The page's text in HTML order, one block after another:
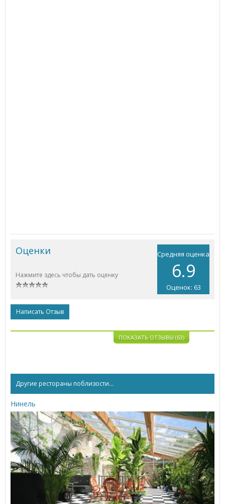
Средняя оценка
6.9
Оценок: 63
Оценки
Нажмите здесь чтобы дать оценку
Написать Отзыв
ПОКАЗАТЬ ОТЗЫВЫ (63)
Другие рестораны поблизости...
Нинель